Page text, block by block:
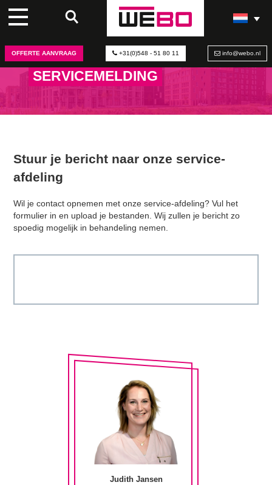
OFFERTE AANVRAAG +31(0)548 - 51 80 11 info@webo.nl
SERVICEMELDING
Stuur je bericht naar onze service-
afdeling
Wil je contact opnemen met onze service-afdeling? Vul het
formulier in en upload je bestanden. Wij zullen je bericht zo
spoedig mogelijk in behandeling nemen.
Judith Jansen